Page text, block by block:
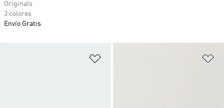
Originals
3 colores
Envío Gratis